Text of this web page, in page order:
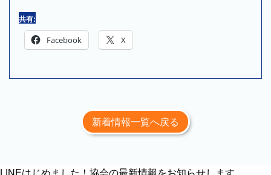
共有:
Facebook X
新着情報一覧へ戻る
LINEはじめました！協会の最新情報をお知らせします